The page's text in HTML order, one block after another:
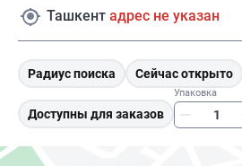
Ташкент адрес не указан
Радиус поиска Сейчас открыто
Доступны для заказов
Упаковка